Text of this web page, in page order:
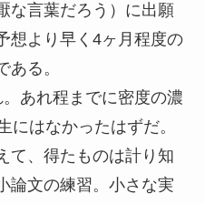
な言葉だろう）に出願
想より早く4ヶ月程度の
る。
あれ程までに密度の濃
にはなかったはずだ。
て、得たものは計り知
論文の練習。小さな実